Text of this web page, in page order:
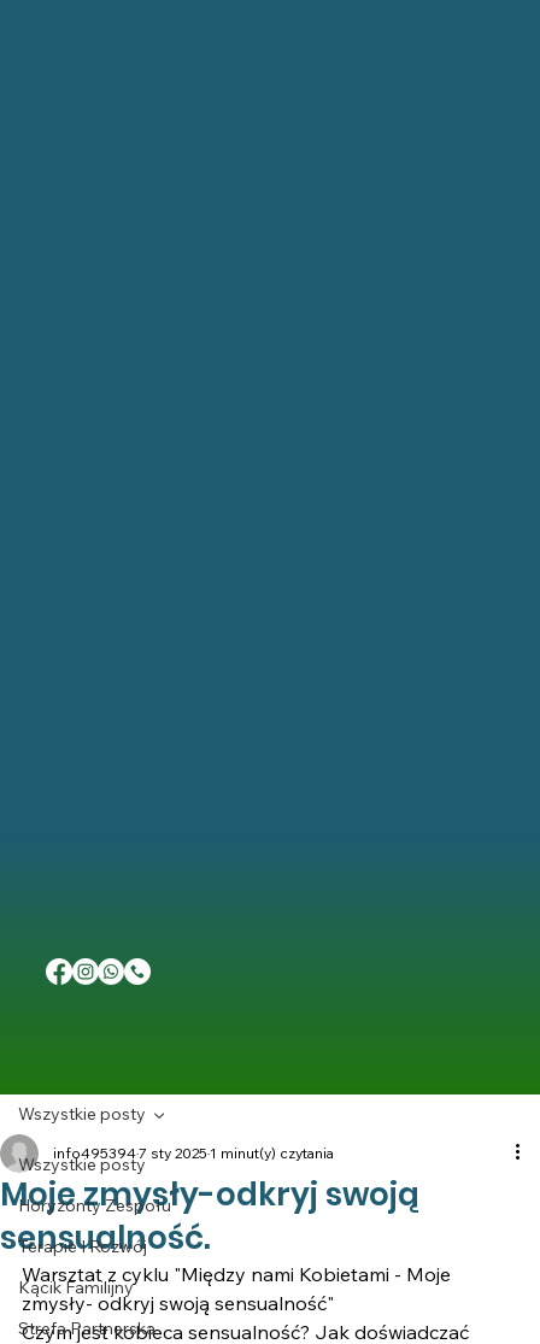
Wszystkie posty
Horyzonty Zespołu
Terapie I Rozwój
Kącik Familijny
Strefa Partnerska
Wszystkie posty
Moje zmysły-odkryj swoją
sensualność.
info4953947 sty 2025 1 minut(y) czytania
Warsztat z cyklu "Między nami Kobietami - Moje
zmysły- odkryj swoją sensualność"
Czym jest kobieca sensualność? Jak doświadczać